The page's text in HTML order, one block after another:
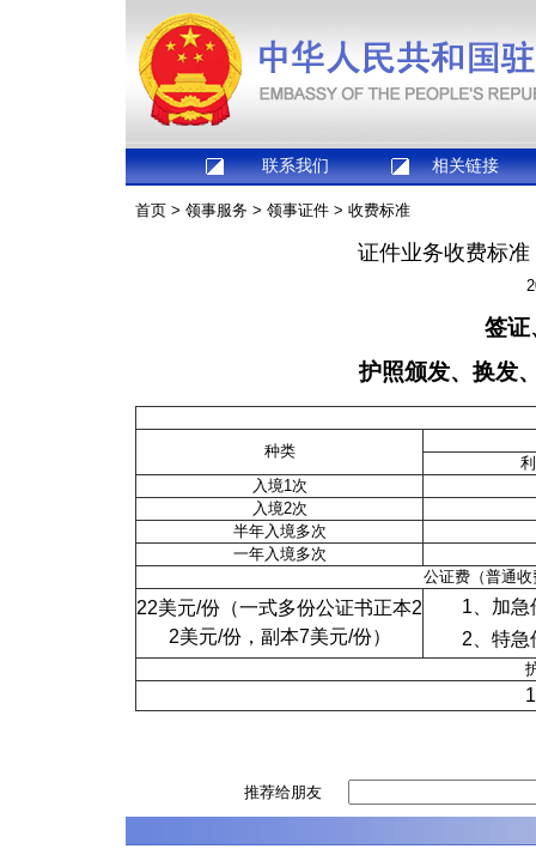
联系我们 相关链接
首页 > 领事服务 > 领事证件 > 收费标准
证件业务收费标
签证
护照颁发、换发
种类
入境1次
入境2次
半年入境多次
一年入境多次
公证费（普通
22美元/份（一式多份公证书正本2
2美元/份，副本7美元/份）
1、加急
2、特急
推荐给朋友